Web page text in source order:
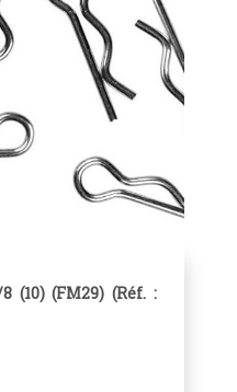
8 (10) (FM29) (Réf. :